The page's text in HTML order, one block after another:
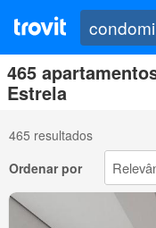
465
Estrela
465 resultados
Ordenar por